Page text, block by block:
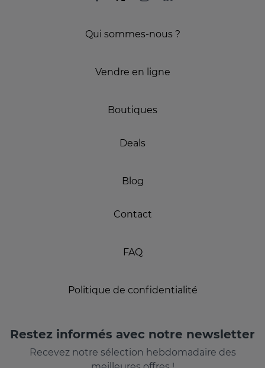
Qui sommes-nous ?
Vendre en ligne
Boutiques
Deals
Blog
Contact
FAQ
Politique de confidentialité
Restez informés avec notre newsletter
Recevez notre sélection hebdomadaire des